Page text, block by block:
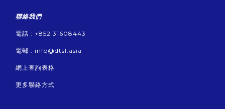
聯絡我們
電話 : +852 31608443
電郵 : info@dtsl.asia
網上查詢表格
更多聯絡方式